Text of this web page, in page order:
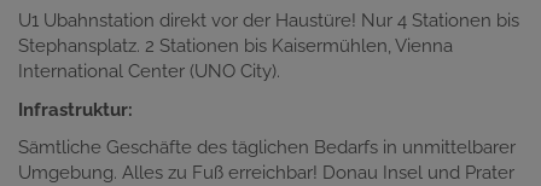
U1 Ubahnstation direkt vor der Haustüre! Nur 4 Stationen bis
Stephansplatz. 2 Stationen bis Kaisermühlen, Vienna
International Center (UNO City).
Infrastruktur:
Sämtliche Geschäfte des täglichen Bedarfs in unmittelbarer
Umgebung. Alles zu Fuß erreichbar! Donau Insel und Prater